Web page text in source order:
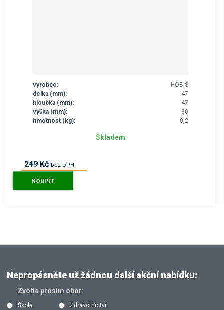
výrobce:
HOBIS
délka (mm):
47
hloubka (mm):
47
výška (mm):
30
hmotnost (kg):
0,2
249 Kč bez DPH
Skladem
KOUPIT
Nepropásněte už žádnou další akční nabídku:
Zvolte prosím obor:
Škola
Zdravotnictví